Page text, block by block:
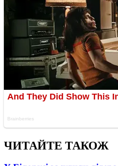
ЧИТАЙТЕ ТАКОЖ